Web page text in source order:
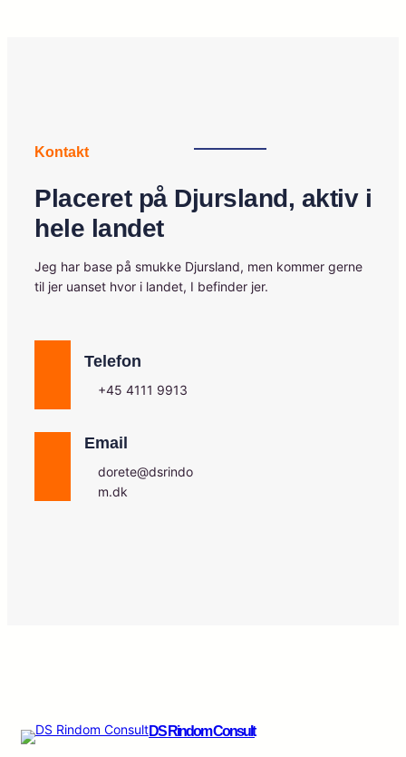
Kontakt
Placeret på Djursland, aktiv i
hele landet
Jeg har base på smukke Djursland, men kommer gerne
til jer uanset hvor i landet, I befinder jer.
Telefon
+45 4111 9913
Email
dorete@dsrindo
m.dk
DS Rindom Consult